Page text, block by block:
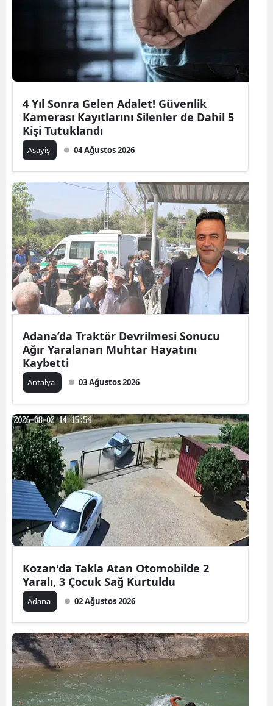
4 Yıl Sonra Gelen Adalet! Güvenlik
Kamerası Kayıtlarını Silenler de Dahil 5
Kişi Tutuklandı
Asayiş 04 Ağustos 2026
Adana’da Traktör Devrilmesi Sonucu
Ağır Yaralanan Muhtar Hayatını
Kaybetti
Antalya 03 Ağustos 2026
Kozan'da Takla Atan Otomobilde 2
Yaralı, 3 Çocuk Sağ Kurtuldu
Adana 02 Ağustos 2026